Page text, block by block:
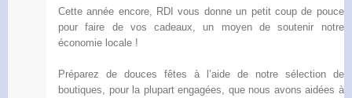
Cette année encore, RDI vous donne un petit coup de pouce
pour faire de vos cadeaux, un moyen de soutenir notre
économie locale !
Préparez de douces fêtes à l’aide de notre sélection de
boutiques, pour la plupart engagées, que nous avons aidées à